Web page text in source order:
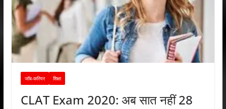
जॉब-करियर शिक्षा
CLAT Exam 2020: अब सात नहीं 28